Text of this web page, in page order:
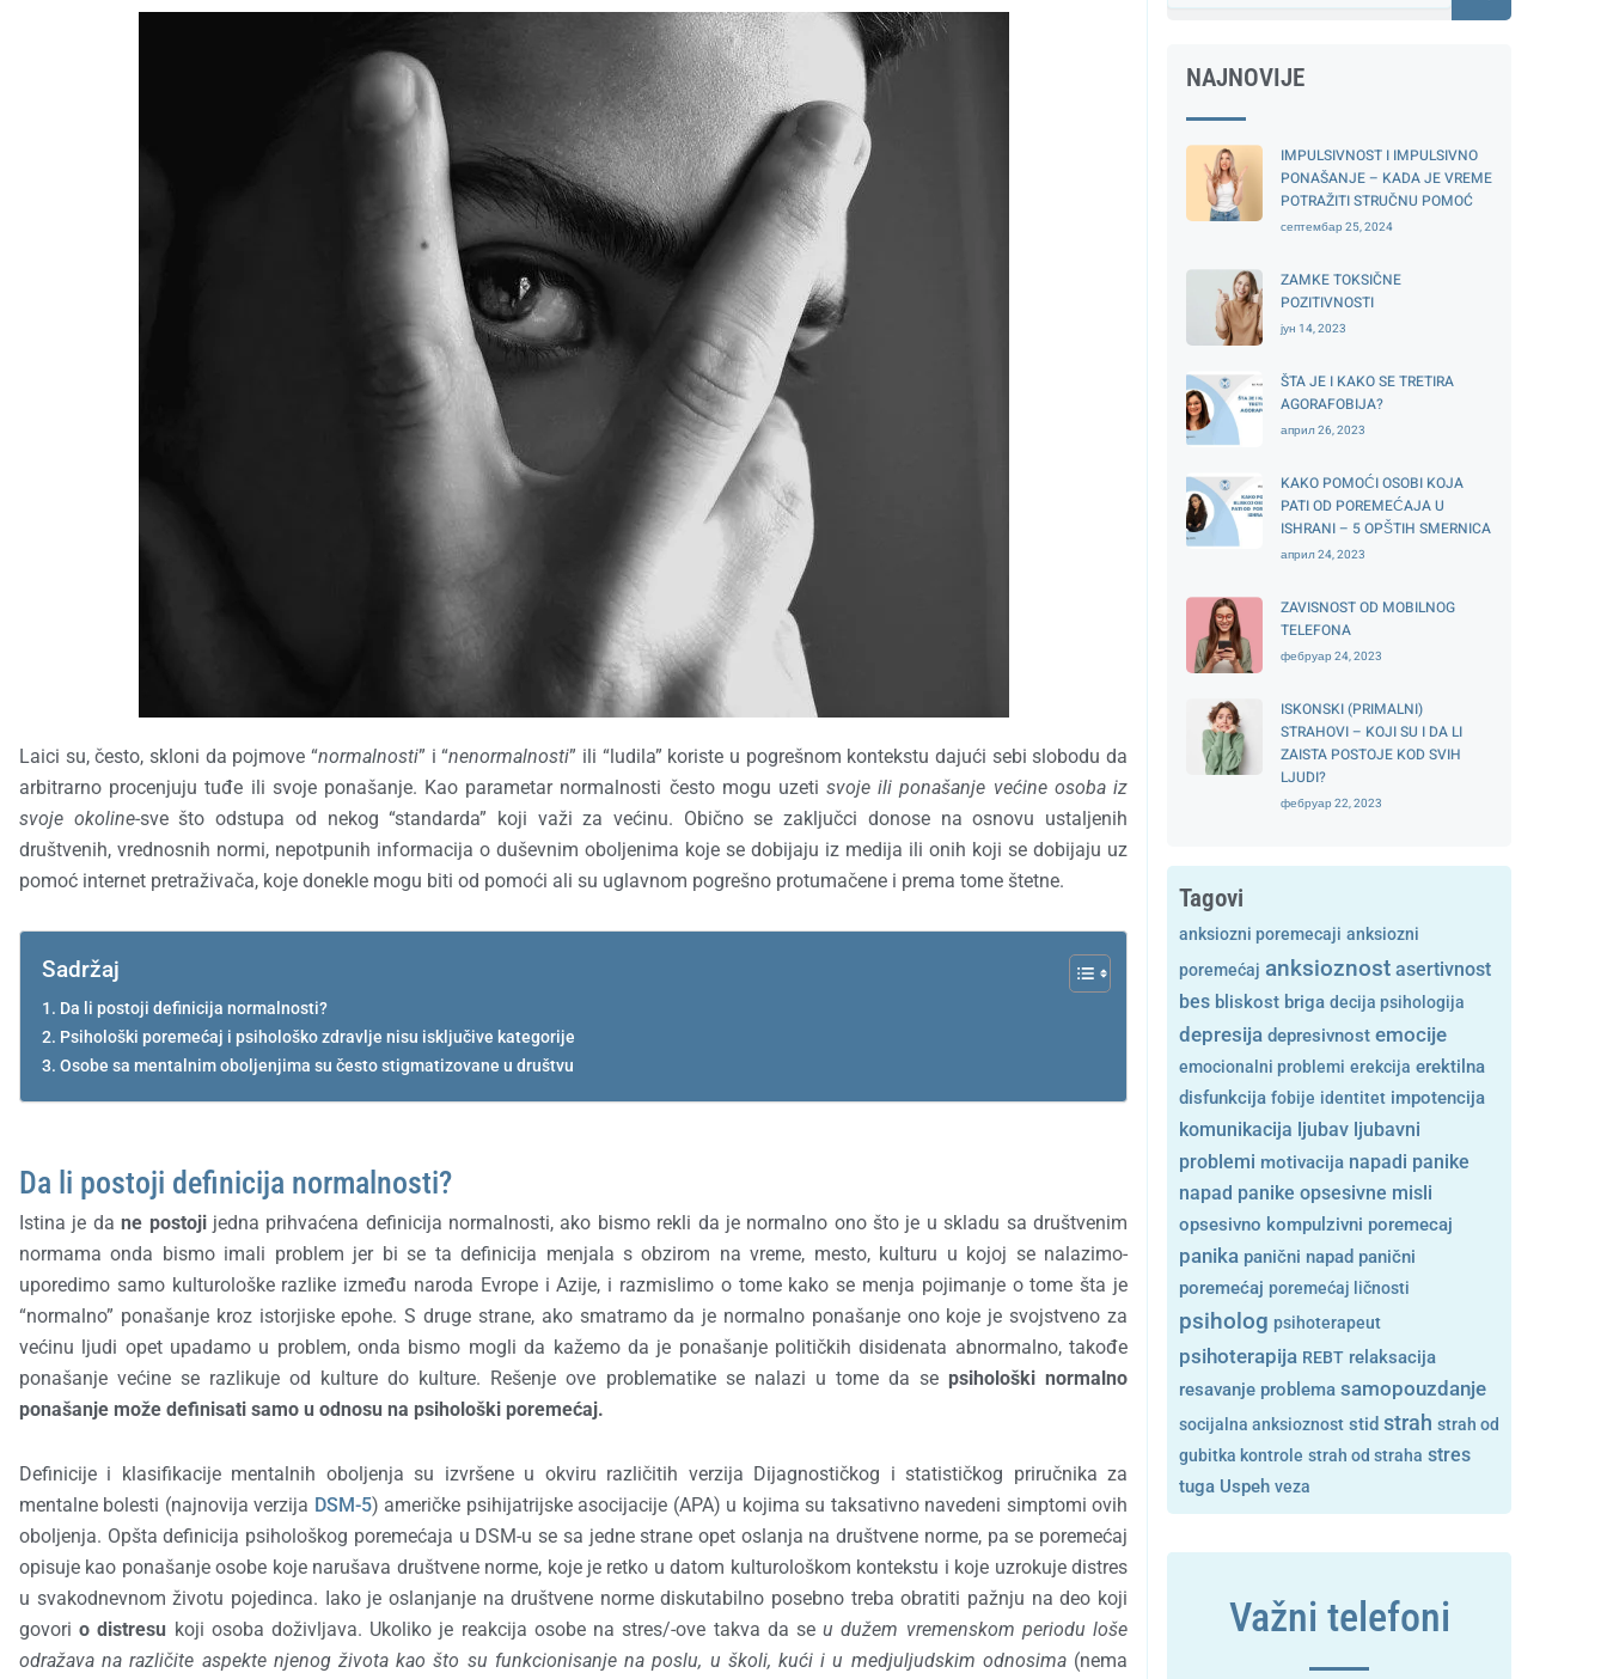
Laici su, često, skloni da pojmove “normalnosti” i “nenormalnosti” ili “ludila” koriste u pogrešnom kontekstu dajući sebi slobodu da
arbitrarno procenjuju tuđe ili svoje ponašanje. Kao parametar normalnosti često mogu uzetisvoje ili ponašanje većine osoba iz
svoje okoline-sve što odstupa od nekog “standarda” koji važi za većinu. Obično se zaključci donose na osnovu ustaljenih
društvenih, vrednosnih normi, nepotpunih informacija o duševnim oboljenima koje se dobijaju iz medija ili onih koji se dobijaju uz
pomoć internet pretraživača, koje donekle mogu biti od pomoći ali su uglavnom pogrešno protumačene i prema tome štetne.
Sadržaj
Da li postoji definicija normalnosti?
Psihološki poremećaj i psihološko zdravlje nisu isključive kategorije
Osobe sa mentalnim oboljenjima su često stigmatizovane u društvu
Da li postoji definicija normalnosti?
Istina je dane postojijedna prihvaćena definicija normalnosti, ako bismo rekli da je normalno ono što je u skladu sa društvenim
normama onda bismo imali problem jer bi se ta definicija menjala s obzirom na vreme, mesto, kulturu u kojoj se nalazimo-
uporedimo samo kulturološke razlike između naroda Evrope i Azije, i razmislimo o tome kako se menja pojimanje o tome šta je
“normalno” ponašanje kroz istorjiske epohe. S druge strane, ako smatramo da je normalno ponašanje ono koje je svojstveno za
većinu ljudi opet upadamo u problem, onda bismo mogli da kažemo da je ponašanje političkih disidenata abnormalno, takođe
ponašanje većine se razlikuje od kulture do kulture. Rešenje ove problematike se nalazi u tome da se psihološki normalno
ponašanje može definisati samo u odnosu na psihološki poremećaj.
Definicije i klasifikacije mentalnih oboljenja su izvršene u okviru različitih verzija Dijagnostičkog i statističkog priručnika za
mentalne bolesti (najnovija verzija DSM-5) američke psihijatrijske asocijacije (APA) u kojima su taksativno navedeni simptomi ovih
oboljenja. Opšta definicija psihološkog poremećaja u DSM-u se sa jedne strane opet oslanja na društvene norme, pa se poremećaj
opisuje kao ponašanje osobe koje narušava društvene norme, koje je retko u datom kulturološkom kontekstu i koje uzrokuje distres
u svakodnevnom životu pojedinca. Iako je oslanjanje na društvene norme diskutabilno posebno treba obratiti pažnju na deo koji
govorio distresu koji osoba doživljava. Ukoliko je reakcija osobe na stres/-ove takva da seu dužem vremenskom periodu loše
odražava na različite aspekte njenog života kao što su funkcionisanje na poslu, u školi, kući i u medjuljudskim odnosima(nema
NAJNOVIJE
IMPULSIVNOST I IMPULSIVNO
PONAŠANJE – KADA JE VREME
POTRAŽITI STRUČNU POMOĆ
септембар 25, 2024
ZAMKE TOKSIČNE
POZITIVNOSTI
јун 14, 2023
ŠTA JE I KAKO SE TRETIRA
AGORAFOBIJA?
април 26, 2023
KAKO POMOĆI OSOBI KOJA
PATI OD POREMEĆAJA U
ISHRANI – 5 OPŠTIH SMERNICA
април 24, 2023
ZAVISNOST OD MOBILNOG
TELEFONA
фебруар 24, 2023
ISKONSKI (PRIMALNI)
STRAHOVI – KOJI SU I DA LI
ZAISTA POSTOJE KOD SVIH
LJUDI?
фебруар 22, 2023
Tagovi
anksiozni poremecaji anksiozni
poremećaj anksioznost asertivnost
bes bliskost briga decija psihologija
depresija depresivnost emocije
emocionalni problemi erekcija erektilna
disfunkcija fobije identitet impotencija
komunikacija ljubav ljubavni
problemi motivacija napadi panike
napad panike opsesivne misli
opsesivno kompulzivni poremecaj
panika panični napad panični
poremećaj poremećaj ličnosti
psiholog psihoterapeut
psihoterapija REBT relaksacija
resavanje problema samopouzdanje
socijalna anksioznost stid strah strah od
gubitka kontrole strah od straha stres
tuga Uspeh veza
Važni telefoni